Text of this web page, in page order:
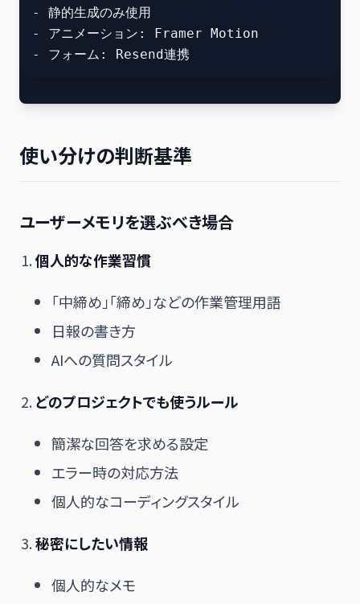
- 静的生成のみ使用
- アニメーション: Framer Motion
使い分けの判断基準
ユーザーメモリを選ぶべき場合
個人的な作業習慣
「中締め」「締め」などの作業管理用語
日報の書き方
AIへの質問スタイル
どのプロジェクトでも使うルール
簡潔な回答を求める設定
エラー時の対応方法
個人的なコーディングスタイル
秘密にしたい情報
個人的なメモ